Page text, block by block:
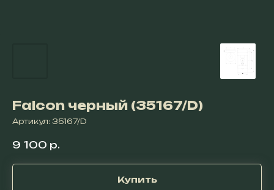
Falcon черный (35167/D)
Артикул: 35167/D
9 100 р.
Купить